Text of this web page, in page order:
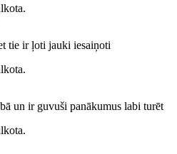
tie ir ļoti jauki iesaiņoti
un ir guvuši panākumus labi turēt